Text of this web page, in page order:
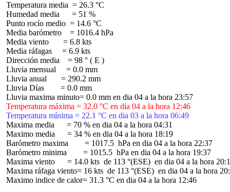
Temperatura media  = 26.3 °C
Humedad media      = 51 %
Punto rocío medio  = 14.6 °C
Media barómetro    = 1016.4 hPa
Media viento       = 6.8 kts
Media ráfagas     = 6.9 kts
Dirección media    = 98 ° ( E )
Lluvia mensual     = 0.0 mm
Lluvia anual       = 290.2 mm
Lluvia Días        = 0.0 mm
Temperatura máxima = 32.0 °C en dia 04 a la hora 12:46
Temperatura mínima = 22.1 °C en dia 03 a la hora 06:49
Maxima media      = 70 % en dia 04 a la hora 04:31
Maximo media      = 34 % en dia 04 a la hora 18:19
Barómetro maxima        = 1017.5  hPa en dia 04 a la hora 22:37
Barómetro minima        = 1015.5  hPa en dia 04 a la hora 19:37
Maxima viento      = 14.0 kts  de 113 °(ESE)  en dia 04 a la hora
Maxima ráfaga viento= 16 kts  de 113 °(ESE)  en dia 04 a la hora
Maximo indice de calor= 31.3 °C en dia 04 a la hora 12:46